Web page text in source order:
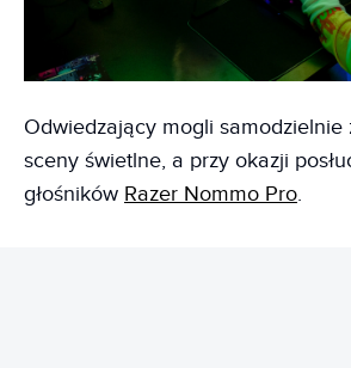
Odwiedzający mogli
sceny świetlne, a przy okazji
głośników Razer Nommo Pro.